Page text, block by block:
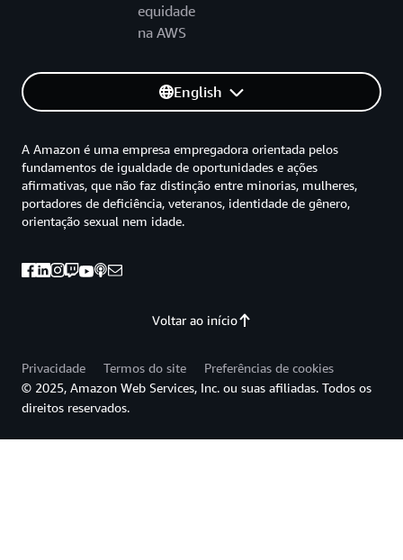
equidade
na AWS
English
Voltar ao início
A Amazon é uma empresa empregadora orientada pelos
fundamentos de igualdade de oportunidades e ações
afirmativas, que não faz distinção entre minorias, mulheres,
portadores de deficiência, veteranos, identidade de gênero,
orientação sexual nem idade.
Privacidade Termos do site
Preferências de cookies
© 2025, Amazon Web Services, Inc. ou suas afiliadas. Todos os
direitos reservados.